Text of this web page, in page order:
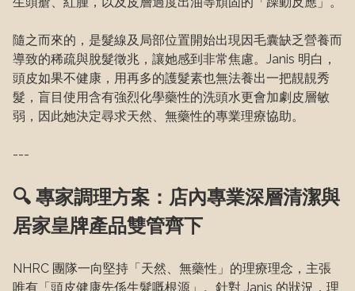
隨之而來的，是髮線及局部位置開始出現因毛囊缺乏營養而
導致的稀疏與脫髮徵兆，讓她感到非常焦慮。Janis 明白，
頭皮如果不健康，用再多的護髮素也無法養出一把靚靚秀
髮，盲目使用含有強烈化學藥性的洗頭水更會加劇皮層敏
弱，因此她決定尋求天然、無藥性的專業理療協助。
---
🔍 專家調理方案：店內專業深層清潔與
居家皇牌產品雙管齊下
NHRC 團隊一向堅持「天然、無藥性」的理療理念，主張
唯有「頭皮健康先係生髮嘅根源」。針對 Janis 的狀況，理